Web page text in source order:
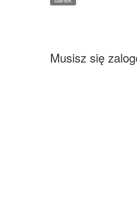
Musisz się